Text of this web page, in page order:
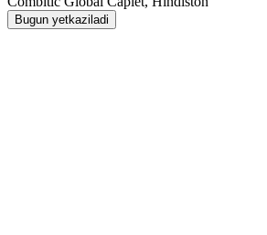
Bugun yetkaziladi